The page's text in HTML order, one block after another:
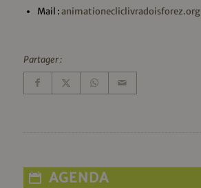
Mail :animationecliclivradoisforez.org
Partager :
AGENDA